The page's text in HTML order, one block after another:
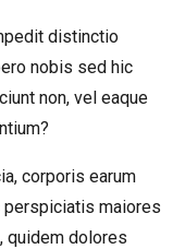
distinctio
nobis sed hic
non, vel eaque
corporis earum
perspiciatis maiores
quidem dolores